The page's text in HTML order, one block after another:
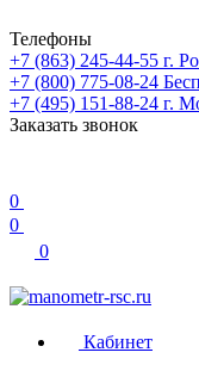
Телефоны
+7 (863) 245-44-55 г.
+7 (800) 775-08-24
+7 (495) 151-88-24 г.
Заказать звонок
0
0
0
Кабинет